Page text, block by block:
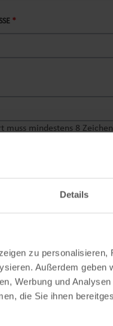
Details
zu
Außerdem
Werbung und
die Sie ihnen
*
muss mindestens 8
1